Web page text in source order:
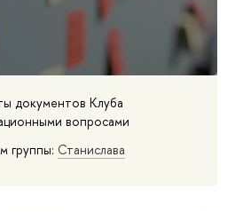
документов Клуба
вопросами
группы: Станислава